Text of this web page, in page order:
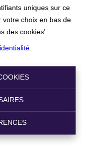
uniques sur ce
votre choix en bas de
des cookies'.